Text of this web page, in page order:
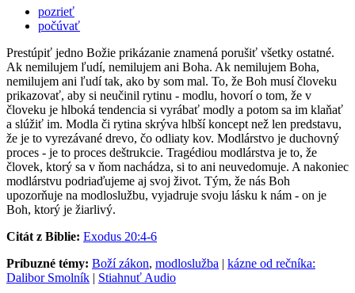
pozrieť
počúvať
Prestúpiť jedno Božie prikázanie znamená porušiť všetky ostatné.
Ak nemilujem ľudí, nemilujem ani Boha. Ak nemilujem Boha,
nemilujem ani ľudí tak, ako by som mal. To, že Boh musí človeku
prikazovať, aby si neučinil rytinu - modlu, hovorí o tom, že v
človeku je hlboká tendencia si vyrábať modly a potom sa im klaňať
a slúžiť im. Modla či rytina skrýva hlbší koncept než len predstavu,
že je to vyrezávané drevo, čo odliaty kov. Modlárstvo je duchovný
proces - je to proces deštrukcie. Tragédiou modlárstva je to, že
človek, ktorý sa v ňom nachádza, si to ani neuvedomuje. A nakoniec
modlárstvu podriaďujeme aj svoj život. Tým, že nás Boh
upozorňuje na modloslužbu, vyjadruje svoju lásku k nám - on je
Boh, ktorý je žiarlivý.
Citát z Biblie: Exodus 20:4-6
Príbuzné témy: Boží zákon, modloslužba | kázne od rečníka:
Dalibor Smolník | Stiahnuť Audio